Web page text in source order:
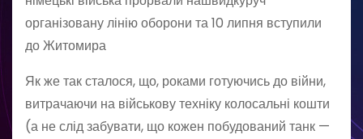
організовану лінію оборони та 10 липня вступили
до Житомира
Як же так сталося, що, роками готуючись до війни,
витрачаючи на військову техніку колосальні кошти
(а не слід забувати, що кожен побудований танк —